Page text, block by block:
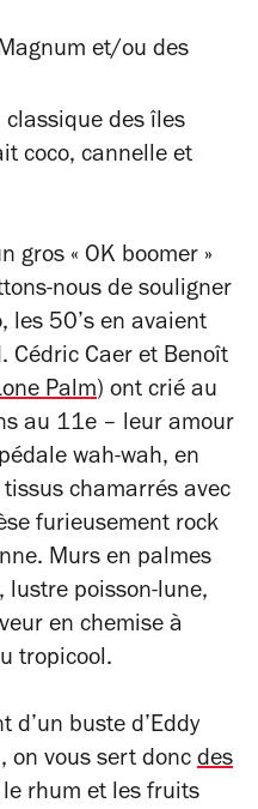
et/ou des
classique des îles
coco, cannelle et
gros « OK boomer »
nous de souligner
les 50’s en avaient
Cédric Caer et Benoît
Palm) ont crié au
au 11e – leur amour
wah-wah, en
chamarrés avec
furieusement rock
Murs en palmes
lustre poisson-lune,
en chemise à
tropicool.
d’un buste d’Eddy
on vous sert donc des
rhum et les fruits